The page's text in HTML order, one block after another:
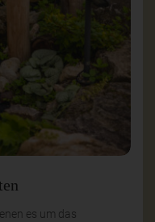
es um das